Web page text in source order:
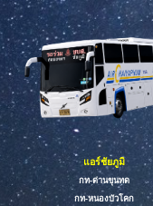
แอร์ชัยภูมิ
กท-ด่านขุนทด
กท-หนองบัวโคก